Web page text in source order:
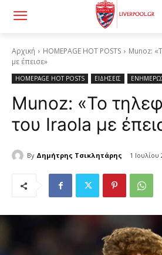
Αρχική HOMEPAGE HOT POSTS
Munoz:
με έπεισε»
HOMEPAGE HOT POSTS ΕΙΔΗΣΕΙΣ
Munoz: «Το
του Iraola με
By Δημήτρης Τσικλητάρης 1 Ιουλίου